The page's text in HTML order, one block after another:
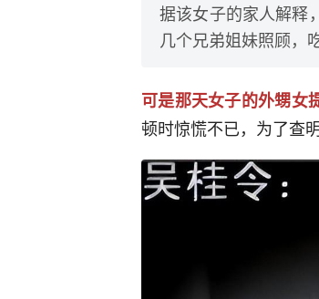
据该女子的家人解释
几个兄弟姐妹照顾，
可是那天女子的外甥女
顿时惊慌不已，为了查